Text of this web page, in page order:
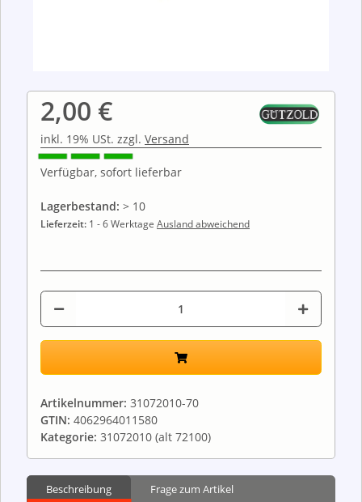
2,00 €
inkl. 19% USt. zzgl. Versand
Verfügbar, sofort lieferbar
Lagerbestand: > 10
Lieferzeit: 1 - 6 Werktage Ausland abweichend
Artikelnummer: 31072010-70
GTIN: 4062964011580
Kategorie: 31072010 (alt 72100)
Beschreibung Frage zum Artikel